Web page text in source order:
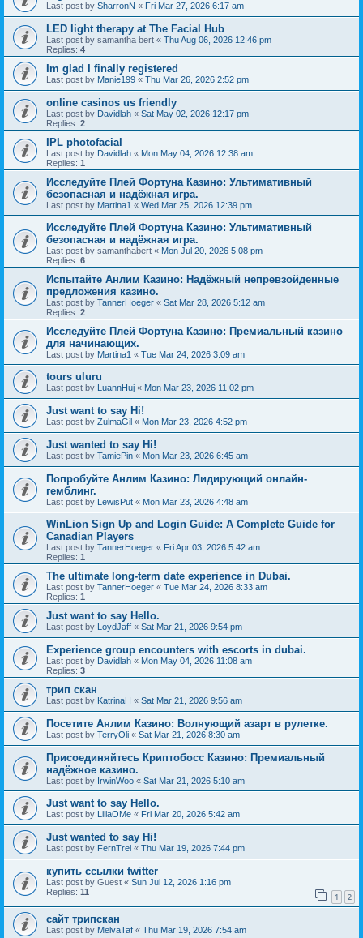
Last post by SharronN « Fri Mar 27, 2026 6:17 am
LED light therapy at The Facial Hub
Last post by samantha bert « Thu Aug 06, 2026 12:46 pm
Replies: 4
Im glad I finally registered
Last post by Manie199 « Thu Mar 26, 2026 2:52 pm
online casinos us friendly
Last post by Davidlah « Sat May 02, 2026 12:17 pm
Replies: 2
IPL photofacial
Last post by Davidlah « Mon May 04, 2026 12:38 am
Replies: 1
Исследуйте Плей Фортуна Казино: Ультимативный
безопасная и надёжная игра.
Last post by Martina1 « Wed Mar 25, 2026 12:39 pm
Исследуйте Плей Фортуна Казино: Ультимативный
безопасная и надёжная игра.
Last post by samanthabert « Mon Jul 20, 2026 5:08 pm
Replies: 6
Испытайте Анлим Казино: Надёжный непревзойденные
предложения казино.
Last post by TannerHoeger « Sat Mar 28, 2026 5:12 am
Replies: 2
Исследуйте Плей Фортуна Казино: Премиальный казино
для начинающих.
Last post by Martina1 « Tue Mar 24, 2026 3:09 am
tours uluru
Last post by LuannHuj « Mon Mar 23, 2026 11:02 pm
Just want to say Hi!
Last post by ZulmaGil « Mon Mar 23, 2026 4:52 pm
Just wanted to say Hi!
Last post by TamiePin « Mon Mar 23, 2026 6:45 am
Попробуйте Анлим Казино: Лидирующий онлайн-
гемблинг.
Last post by LewisPut « Mon Mar 23, 2026 4:48 am
WinLion Sign Up and Login Guide: A Complete Guide for
Canadian Players
Last post by TannerHoeger « Fri Apr 03, 2026 5:42 am
Replies: 1
The ultimate long-term date experience in Dubai.
Last post by TannerHoeger « Tue Mar 24, 2026 8:33 am
Replies: 1
Just want to say Hello.
Last post by LoydJaff « Sat Mar 21, 2026 9:54 pm
Experience group encounters with escorts in dubai.
Last post by Davidlah « Mon May 04, 2026 11:08 am
Replies: 3
трип скан
Last post by KatrinaH « Sat Mar 21, 2026 9:56 am
Посетите Анлим Казино: Волнующий азарт в рулетке.
Last post by TerryOli « Sat Mar 21, 2026 8:30 am
Присоединяйтесь Криптобосс Казино: Премиальный
надёжное казино.
Last post by IrwinWoo « Sat Mar 21, 2026 5:10 am
Just want to say Hello.
Last post by LillaOMe « Fri Mar 20, 2026 5:42 am
Just wanted to say Hi!
Last post by FernTrel « Thu Mar 19, 2026 7:44 pm
купить ссылки twitter
Last post by Guest « Sun Jul 12, 2026 1:16 pm
Replies: 11 1 2
сайт трипскан
Last post by MelvaTaf « Thu Mar 19, 2026 7:54 am